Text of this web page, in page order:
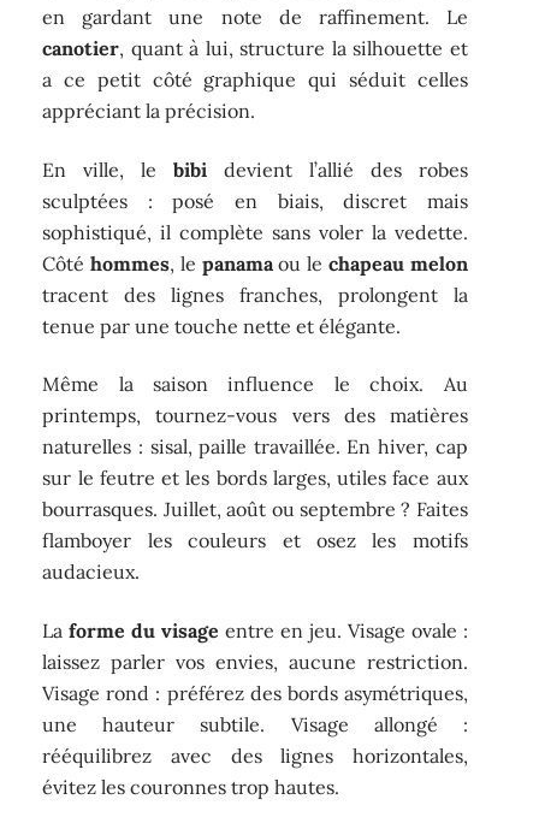
en gardant une note de raffinement. Le
canotier, quant à lui, structure la silhouette et
a ce petit côté graphique qui séduit celles
appréciant la précision.
En ville, lebibi devient l’allié des robes
sculptées : posé en biais, discret mais
sophistiqué, il complète sans voler la vedette.
Côtéhommes, le panamaou le chapeau melon
tracent des lignes franches, prolongent la
tenue par une touche nette et élégante.
Même la saison influence le choix. Au
printemps, tournez-vous vers des matières
naturelles : sisal, paille travaillée. En hiver, cap
sur le feutre et les bords larges, utiles face aux
bourrasques. Juillet, août ou septembre ? Faites
flamboyer les couleurs et osez les motifs
audacieux.
Laforme du visage entre en jeu. Visage ovale :
laissez parler vos envies, aucune restriction.
Visage rond : préférez des bords asymétriques,
une hauteur subtile. Visage allongé :
rééquilibrez avec des lignes horizontales,
évitez les couronnes trop hautes.